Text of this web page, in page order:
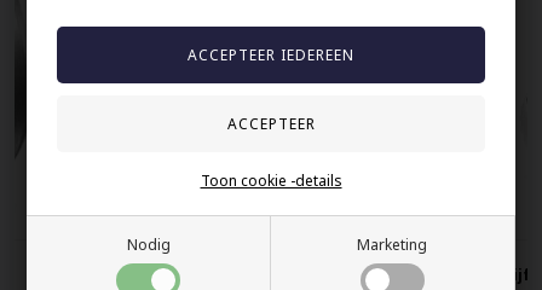
Nodig Marketing
Toon cookie -details
Verlovingsring met zwarte ketting
Vijf